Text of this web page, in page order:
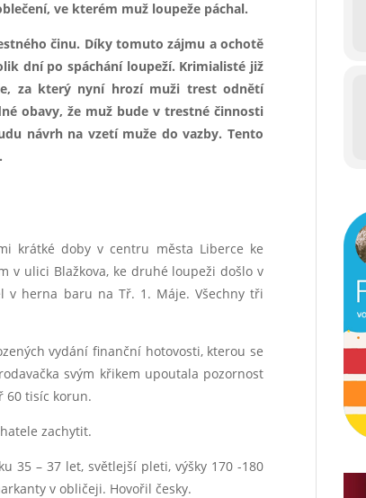
ve kterém muž loupeže páchal.
činu. Díky tomuto zájmu a ochotě
dní po spáchání loupeží. Krimialisté již
za který nyní hrozí muži trest odnětí
obavy, že muž bude v trestné činnosti
návrh na vzetí muže do vazby. Tento
krátké doby v centru města Liberce ke
v ulici Blažkova, ke druhé loupeži došlo v
v herna baru na Tř. 1. Máje. Všechny tři
vydání finanční hotovosti, kterou se
svým křikem upoutala pozornost
60 tisíc korun.
zachytit.
35 – 37 let, světlejší pleti, výšky 170 -180
v obličeji. Hovořil česky.